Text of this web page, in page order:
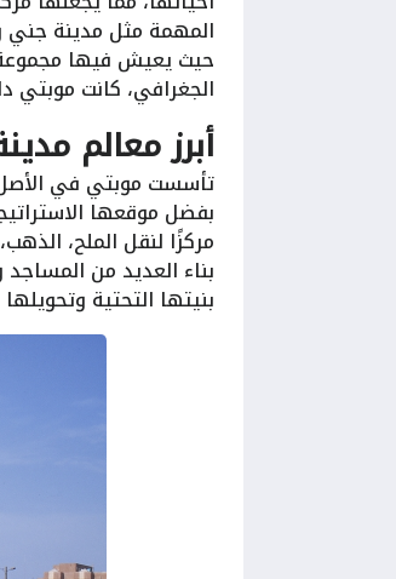
المهمة مثل مدينة جني
حيث يعيش فيها مجموعة
الجغرافي، كانت موبتي
أبرز معالم
تأسست موبتي في
بفضل موقعها
مركزًا لنقل الملح،
بناء العديد من
بنيتها التحتية